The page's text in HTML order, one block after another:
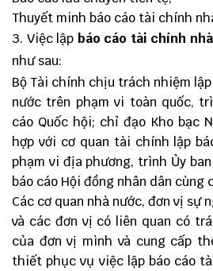
Thuyết minh báo cáo tài chính
3. Việc lập báo cáo tài chính
như sau:
Bộ Tài chính chịu trách nhiệm
nước trên phạm vi toàn quốc,
cáo Quốc hội; chỉ đạo Kho bạc
hợp với cơ quan tài chính lập
phạm vi địa phương, trình Ủy
báo cáo Hội đồng nhân dân cùng
Các cơ quan nhà nước, đơn vị sự
và các đơn vị có liên quan có
của đơn vị mình và cung cấp
thiết phục vụ việc lập báo cáo